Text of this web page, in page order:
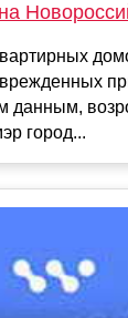
данным,
город...